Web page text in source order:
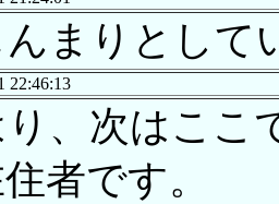
んまりとして
22:46:13
、次はここ
者です。